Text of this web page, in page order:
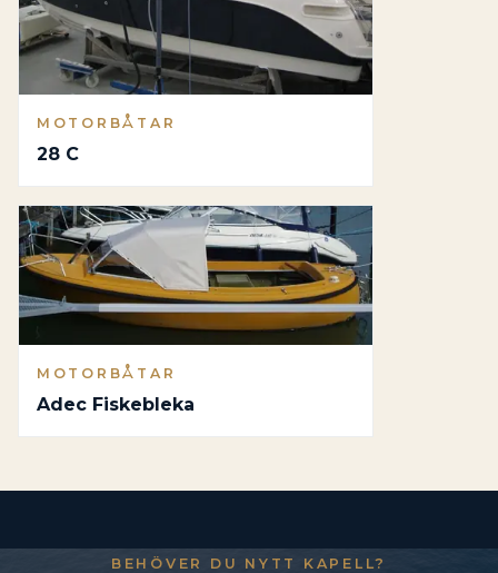
MOTORBÅTAR
28 C
MOTORBÅTAR
Adec Fiskebleka
BEHÖVER DU NYTT KAPELL?